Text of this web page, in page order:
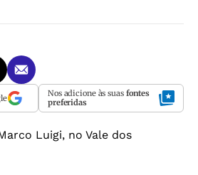
Nos adicione às suas fontes
preferidas